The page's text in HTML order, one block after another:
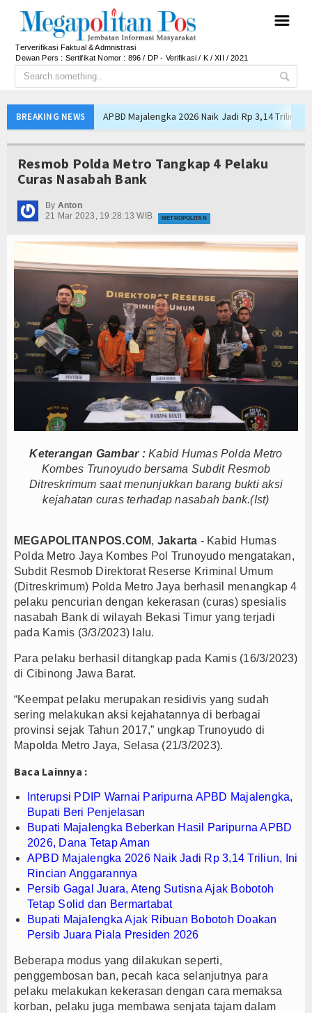
☰
Terverifikasi Faktual & Admnistrasi
Dewan Pers : Sertifikat Nomor : 896 / DP - Verifikasi / K / XII / 2021
BREAKING NEWS
APBD Majalengka 2026 Naik Jadi Rp 3,14 Triliun,
Ateng Sutisna Satukan Ribuan Bobotoh, Nobar
Kapolres Majalengka Ajak Bobotoh Junjung
PTPN I Ubah Aset Jadi Mesin Pertumbuhan,
Interupsi PDIP Warnai Paripurna APBD
Bupati Majalengka Beberkan Hasil Paripurna
APBD Majalengka 2026 Naik Jadi Rp 3,14 Triliun,
Persib Gagal Juara, Ateng Sutisna Ajak
Bupati Majalengka Ajak Ribuan Bobotoh Doakan
Ateng Sutisna Satukan Ribuan Bobotoh, Nobar
SIAL Food & Drinks Indonesia 2026 Perkuat
Kapolres Majalengka Ajak Bobotoh Junjung
Munjirin Panen Padi Ciherang di Cakung, Urban
PTPN I Ubah Aset Jadi Mesin Pertumbuhan,
Interupsi PDIP Warnai Paripurna APBD
Bupati Majalengka Beberkan Hasil Paripurna
APBD Majalengka 2026 Naik Jadi Rp 3,14 Triliun,
Bupati Majalengka Ajak Ribuan Bobotoh Doakan
Ateng Sutisna Satukan Ribuan Bobotoh, Nobar
SIAL Food & Drinks Indonesia 2026 Perkuat
Kapolres Majalengka Ajak Bobotoh Junjung
Munjirin Panen Padi Ciherang di Cakung, Urban
PTPN I Ubah Aset Jadi Mesin Pertumbuhan,
Interupsi PDIP Warnai Paripurna APBD
Bupati Majalengka Beberkan Hasil Paripurna
Resmob Polda Metro Tangkap 4 Pelaku
Curas Nasabah Bank
By Anton
21 Mar 2023, 19:28:13 WIB
METROPOLITAN
Keterangan Gambar :Kabid Humas Polda Metro
Kombes Trunoyudo bersama Subdit Resmob
Ditreskrimum saat menunjukkan barang bukti aksi
kejahatan curas terhadap nasabah bank.(Ist)
MEGAPOLITANPOS.COM, Jakarta - Kabid Humas
Polda Metro Jaya Kombes Pol Trunoyudo mengatakan,
SubditResmob Direktorat Reserse Kriminal Umum
(Ditreskrimum) Polda Metro Jaya berhasil menangkap 4
pelaku pencurian dengan kekerasan (curas) spesialis
nasabah Bank di wilayah Bekasi Timur yang terjadi
pada Kamis (3/3/2023) lalu.
Para pelaku berhasil ditangkap pada Kamis (16/3/2023)
di Cibinong Jawa Barat.
“Keempat pelaku merupakan residivis yang sudah
sering melakukan aksi kejahatannya di berbagai
provinsi sejak Tahun 2017,” ungkap Trunoyudo di
Mapolda Metro Jaya, Selasa (21/3/2023).
Baca Lainnya :
Interupsi PDIP Warnai Paripurna APBD Majalengka,
Bupati Beri Penjelasan
Bupati Majalengka Beberkan Hasil Paripurna APBD
2026, Dana Tetap Aman
APBD Majalengka 2026 Naik Jadi Rp 3,14 Triliun, Ini
Rincian Anggarannya
Persib Gagal Juara, Ateng Sutisna Ajak Bobotoh
Tetap Solid dan Bermartabat
Bupati Majalengka Ajak Ribuan Bobotoh Doakan
Persib Juara Piala Presiden 2026
Beberapa modus yang dilakukan seperti,
penggembosan ban, pecah kaca selanjutnya para
pelaku melakukan kekerasan dengan cara memaksa
korban, pelaku juga membawa senjata tajam dalam